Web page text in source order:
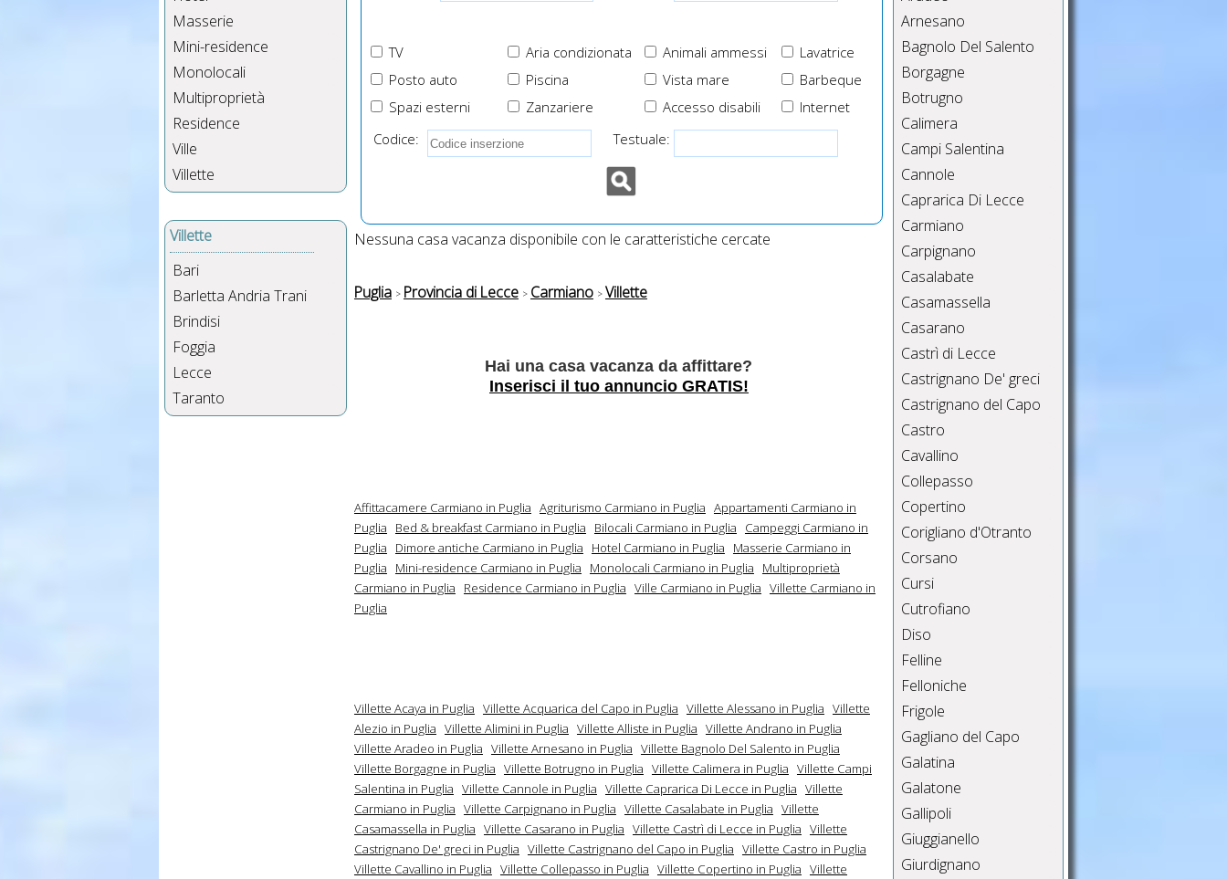
Masserie
Mini-residence
Monolocali
Multiproprietà
Residence
Ville
Villette
Villette
Bari
Barletta Andria Trani
Brindisi
Foggia
Lecce
Taranto
TV Aria condizionata Animali ammessi
Lavatrice
Posto auto
Piscina Vista mare
Barbeque
Spazi esterni
Zanzariere Internet
Accesso disabili
Codice:
Testuale:
Nessuna casa vacanza disponibile con le caratteristiche cercate
Puglia Provincia di Lecce Carmiano Villette
Hai una casa vacanza da affittare?
Inserisci il tuo annuncio GRATIS!
Affittacamere Carmiano in Puglia Agriturismo Carmiano in Puglia Appartamenti Carmiano in
Puglia
Bed & breakfast Carmiano in Puglia Bilocali Carmiano in Puglia
Campeggi Carmiano in
Puglia
Dimore antiche Carmiano in Puglia Hotel Carmiano in Puglia
Masserie Carmiano in
Puglia
Mini-residence Carmiano in Puglia Monolocali Carmiano in Puglia
Multiproprietà
Carmiano in Puglia
Residence Carmiano in Puglia Ville Carmiano in Puglia Villette Carmiano in
Puglia
Villette Acaya in Puglia Villette Acquarica del Capo in Puglia Villette Alessano in Puglia Villette
Alezio in Puglia Villette Alimini in Puglia Villette Alliste in Puglia Villette Andrano in Puglia
Villette Aradeo in Puglia Villette Arnesano in Puglia Villette Bagnolo Del Salento in Puglia
Villette Borgagne in Puglia Villette Botrugno in Puglia Villette Calimera in Puglia Villette Campi
Salentina in Puglia Villette Cannole in Puglia Villette Caprarica Di Lecce in Puglia Villette
Carmiano in Puglia Villette Carpignano in Puglia Villette Casalabate in Puglia Villette
Casamassella in Puglia Villette Casarano in Puglia Villette Castrì di Lecce in Puglia Villette
Castrignano De' greci in Puglia Villette Castrignano del Capo in Puglia Villette Castro in Puglia
Villette Cavallino in Puglia Villette Collepasso in Puglia Villette Copertino in Puglia Villette
Arnesano
Bagnolo Del Salento
Borgagne
Botrugno
Calimera
Campi Salentina
Cannole
Caprarica Di Lecce
Carmiano
Carpignano
Casalabate
Casamassella
Casarano
Castrì di Lecce
Castrignano De' greci
Castrignano del Capo
Castro
Cavallino
Collepasso
Copertino
Corigliano d'Otranto
Corsano
Cursi
Cutrofiano
Diso
Felline
Felloniche
Frigole
Gagliano del Capo
Galatina
Galatone
Gallipoli
Giuggianello
Giurdignano